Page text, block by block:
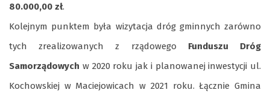
80.000,00 zł.
Kolejnym punktem była wizytacja dróg gminnych zarówno
tych zrealizowanych z rządowego Funduszu Dróg
Samorządowych w 2020 roku jak i planowanej inwestycji ul.
Kochowskiej w Maciejowicach w 2021 roku. Łącznie Gmina